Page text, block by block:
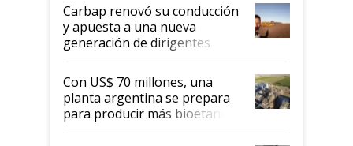
Carbap renovó su conducción
y apuesta a una nueva
generación de dirigentes
rurales
Con US$ 70 millones, una
planta argentina se prepara
para producir más bioetanol
que nunca